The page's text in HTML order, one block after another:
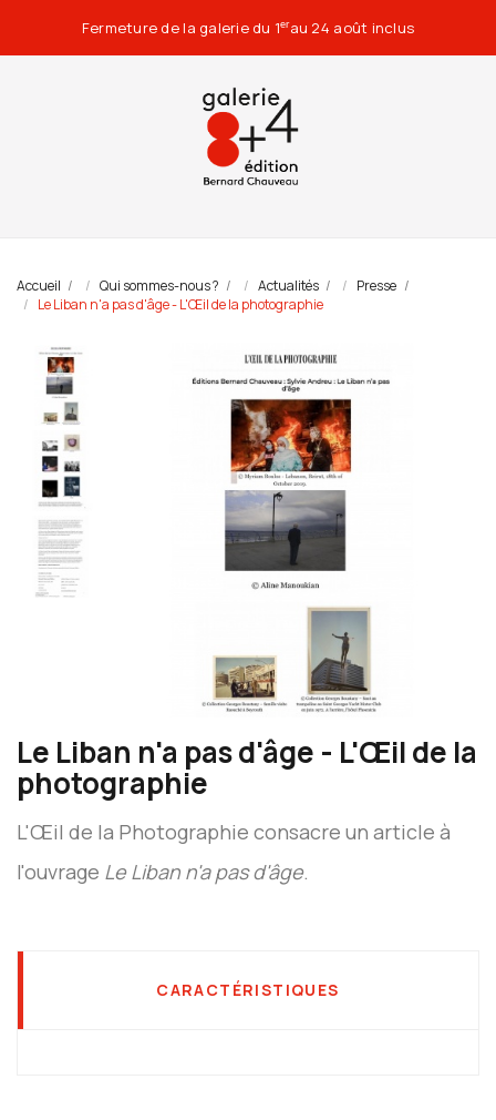
Fermeture de la galerie du 1erau 24 août inclus
Accueil Qui sommes-nous ? Actualités
Presse
Le Liban n'a pas d'âge - L'Œil de la photographie
Le Liban n'a pas d'âge - L'Œil de la
photographie
L'Œil de la Photographie consacre un article à
l'ouvrage Le Liban n'a pas d'âge.
CARACTÉRISTIQUES